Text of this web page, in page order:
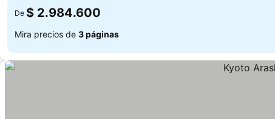
De $ 2.984.600
Mira precios de 3 páginas